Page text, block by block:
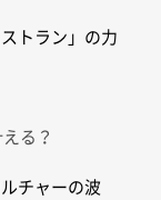
トラン」の力
る？
チャーの波